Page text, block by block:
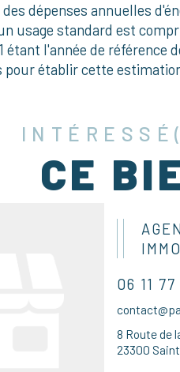
dépenses annuelles
usage standard est
étant l'année de référence
pour établir cette
CE
06 11 77
8 Route de
23300